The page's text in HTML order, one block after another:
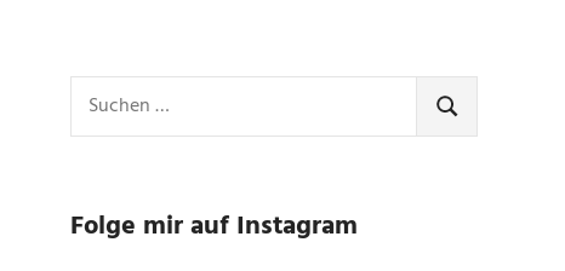
nach:
SUCHEN
Folge mir auf Instagram